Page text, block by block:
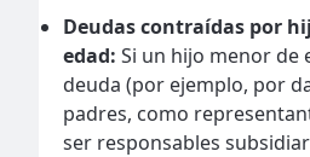
Deudas contraídas por
edad: Si un hijo menor de
deuda (por ejemplo, por
padres, como
ser responsables